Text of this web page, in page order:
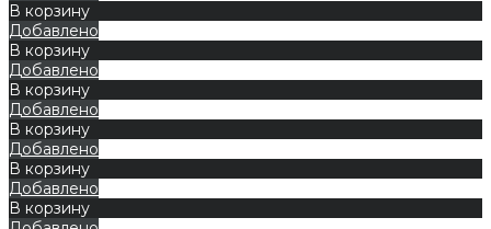
В корзину
Добавлено
В корзину
Добавлено
В корзину
Добавлено
В корзину
Добавлено
В корзину
Добавлено
В корзину